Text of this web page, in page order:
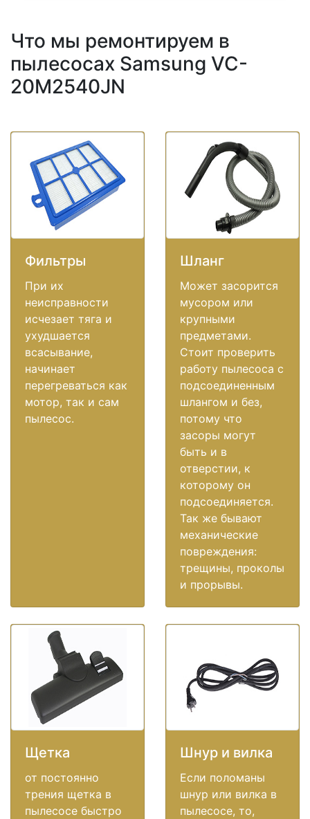
Что мы ремонтируем в
пылесосах Samsung VC-
20M2540JN
Фильтры
При их
неисправности
исчезает тяга и
ухудшается
всасывание,
начинает
перегреваться как
мотор, так и сам
пылесос.
Шланг
Может засорится
мусором или
крупными
предметами.
Стоит проверить
работу пылесоса с
подсоединенным
шлангом и без,
потому что
засоры могут
быть и в
отверстии, к
которому он
подсоединяется.
Так же бывают
механические
повреждения:
трещины, проколы
и прорывы.
Щетка
от постоянно
трения щетка в
пылесосе быстро
Шнур и вилка
Если поломаны
шнур или вилка в
пылесосе, то,